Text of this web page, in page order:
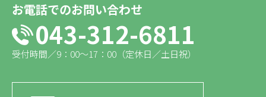
お電話でのお問い合わせ
043-312-6811
受付時間／9：00〜17：00（定休日／土日祝）